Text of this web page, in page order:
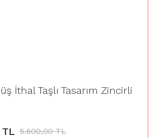
İthal Taşlı Tasarım Zincirli
TL 5.600,00 TL